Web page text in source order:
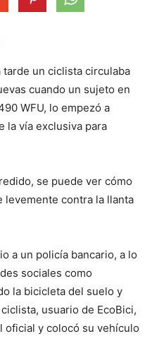
un ciclista circulaba
cuando un sujeto en
WFU, lo empezó a
la vía exclusiva para
se puede ver cómo
levemente contra la llanta
a un policía bancario, a lo
sociales como
la bicicleta del suelo y
usuario de EcoBici,
oficial y colocó su vehículo